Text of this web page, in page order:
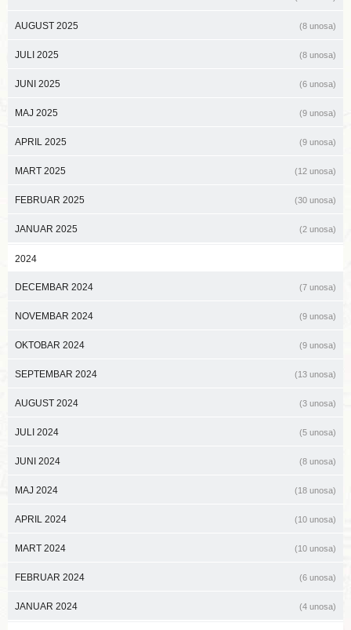
AUGUST 2025 (8 unosa)
JULI 2025 (8 unosa)
JUNI 2025 (6 unosa)
MAJ 2025 (9 unosa)
APRIL 2025 (9 unosa)
MART 2025 (12 unosa)
FEBRUAR 2025 (30 unosa)
JANUAR 2025 (2 unosa)
2024
DECEMBAR 2024 (7 unosa)
NOVEMBAR 2024 (9 unosa)
OKTOBAR 2024 (9 unosa)
SEPTEMBAR 2024 (13 unosa)
AUGUST 2024 (3 unosa)
JULI 2024 (5 unosa)
JUNI 2024 (8 unosa)
MAJ 2024 (18 unosa)
APRIL 2024 (10 unosa)
MART 2024 (10 unosa)
FEBRUAR 2024 (6 unosa)
JANUAR 2024 (4 unosa)